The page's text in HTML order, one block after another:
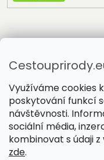
Využíváme cookies
poskytování funkcí
návštěvnosti.
sociální média,
kombinovat s údaji
zde.
Copyright 2026